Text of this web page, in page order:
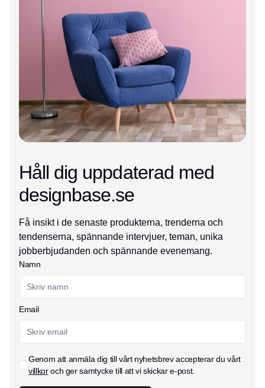
Håll dig uppdaterad med
designbase.se
Få insikt i de senaste produkterna, trenderna och
tendenserna, spännande intervjuer, teman, unika
jobberbjudanden och spännande evenemang.
Namn
Email
Genom att anmäla dig till vårt nyhetsbrev accepterar du vårt
villkoroch ger samtycke till att vi skickar e-post.